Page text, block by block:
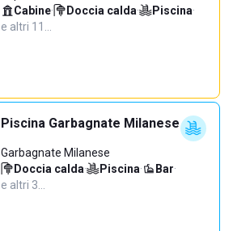
Cabine· Doccia calda· Piscina·
e altri 11…
Piscina Garbagnate Milanese
Garbagnate Milanese
Doccia calda· Piscina· Bar·
e altri 3…